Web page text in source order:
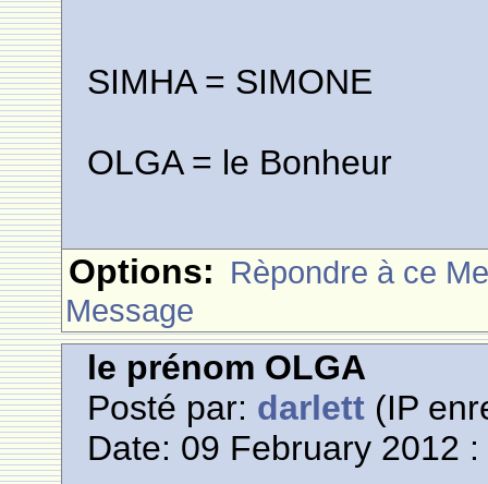
SIMHA = SIMONE
OLGA = le Bonheur
Options: Rèpondre à ce
Message
le prénom OLGA
Posté par: darlett (IP
Date: 09 February 2012